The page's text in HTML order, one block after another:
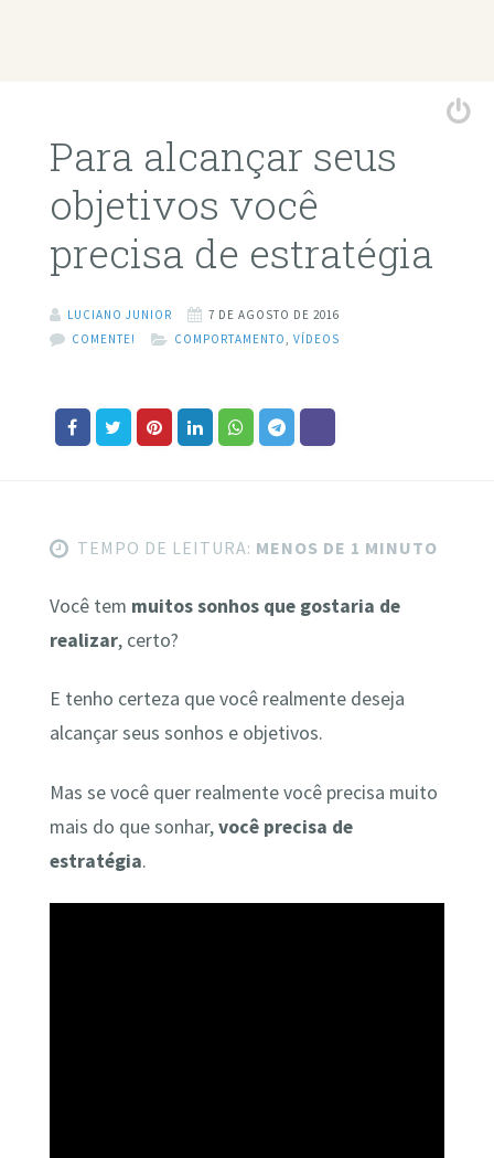
Para alcançar seus
objetivos você
precisa de estratégia
LUCIANO JUNIOR
7 DE AGOSTO DE 2016
COMENTE!
COMPORTAMENTO VÍDEOS
TEMPO DE LEITURA: MENOS DE 1 MINUTO
Você tem muitos sonhos que gostaria de
realizar, certo?
E tenho certeza que você realmente deseja
alcançar seus sonhos e objetivos.
Mas se você quer realmente você precisa muito
mais do que sonhar,você precisa de
estratégia.